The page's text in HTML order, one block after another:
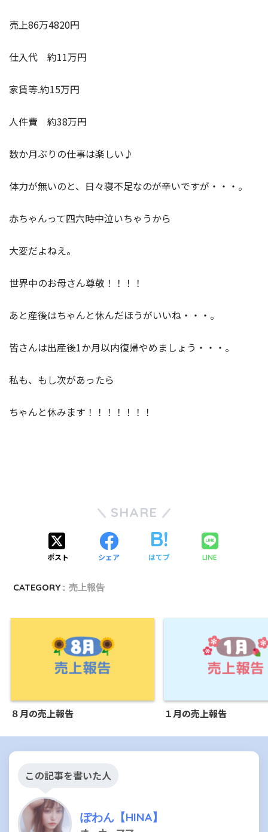
売上86万4820円
仕入代 約11万円
家賃等.約15万円
人件費 約38万円
数か月ぶりの仕事は楽しい♪
体力が無いのと、日々寝不足なのが辛いですが・・・。
赤ちゃんって四六時中泣いちゃうから
大変だよねえ。
世界中のお母さん尊敬！！！！
あと産後はちゃんと休んだほうがいいね・・・。
皆さんは出産後1か月以内復帰やめましょう・・・。
私も、もし次があったら
ちゃんと休みます！！！！！！！
SHARE
ポスト シェア はてブ LINE
CATEGORY : 売上報告
８月の売上報告 １月の売上報告
この記事を書いた人
ぽわん【HINA】